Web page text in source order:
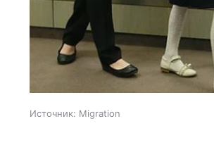
Источник: Migration